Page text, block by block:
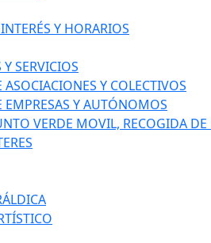
Y HORARIOS
SERVICIOS
Y COLECTIVOS
EMPRESAS Y AUTÓNOMOS
VERDE MOVIL, RECOGIDA DE